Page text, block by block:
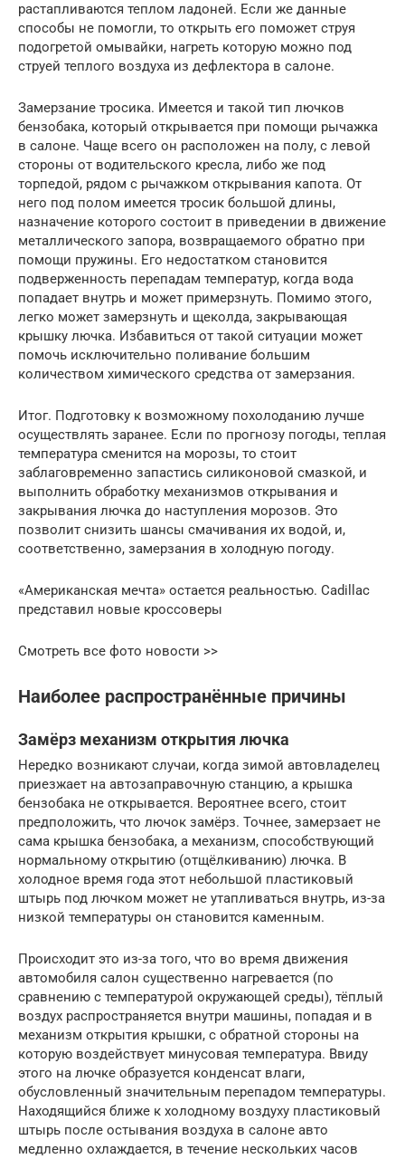
растапливаются теплом ладоней. Если же данные
способы не помогли, то открыть его поможет струя
подогретой омывайки, нагреть которую можно под
струей теплого воздуха из дефлектора в салоне.
Замерзание тросика. Имеется и такой тип лючков
бензобака, который открывается при помощи рычажка
в салоне. Чаще всего он расположен на полу, с левой
стороны от водительского кресла, либо же под
торпедой, рядом с рычажком открывания капота. От
него под полом имеется тросик большой длины,
назначение которого состоит в приведении в движение
металлического запора, возвращаемого обратно при
помощи пружины. Его недостатком становится
подверженность перепадам температур, когда вода
попадает внутрь и может примерзнуть. Помимо этого,
легко может замерзнуть и щеколда, закрывающая
крышку лючка. Избавиться от такой ситуации может
помочь исключительно поливание большим
количеством химического средства от замерзания.
Итог. Подготовку к возможному похолоданию лучше
осуществлять заранее. Если по прогнозу погоды, теплая
температура сменится на морозы, то стоит
заблаговременно запастись силиконовой смазкой, и
выполнить обработку механизмов открывания и
закрывания лючка до наступления морозов. Это
позволит снизить шансы смачивания их водой, и,
соответственно, замерзания в холодную погоду.
«Американская мечта» остается реальностью. Cadillac
представил новые кроссоверы
Смотреть все фото новости >>
Наиболее распространённые причины
Замёрз механизм открытия лючка
Нередко возникают случаи, когда зимой автовладелец
приезжает на автозаправочную станцию, а крышка
бензобака не открывается. Вероятнее всего, стоит
предположить, что лючок замёрз. Точнее, замерзает не
сама крышка бензобака, а механизм, способствующий
нормальному открытию (отщёлкиванию) лючка. В
холодное время года этот небольшой пластиковый
штырь под лючком может не утапливаться внутрь, из-за
низкой температуры он становится каменным.
Происходит это из-за того, что во время движения
автомобиля салон существенно нагревается (по
сравнению с температурой окружающей среды), тёплый
воздух распространяется внутри машины, попадая и в
механизм открытия крышки, с обратной стороны на
которую воздействует минусовая температура. Ввиду
этого на лючке образуется конденсат влаги,
обусловленный значительным перепадом температуры.
Находящийся ближе к холодному воздуху пластиковый
штырь после остывания воздуха в салоне авто
медленно охлаждается, в течение нескольких часов